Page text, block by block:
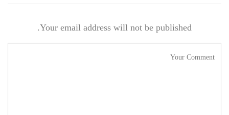
Your email address will not be published.